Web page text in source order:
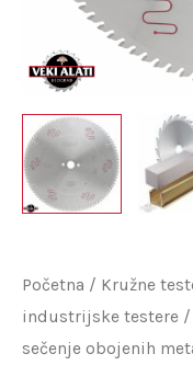
Početna / Kružne
industrijske testere /
sečenje obojenih
FREUD
List
testere